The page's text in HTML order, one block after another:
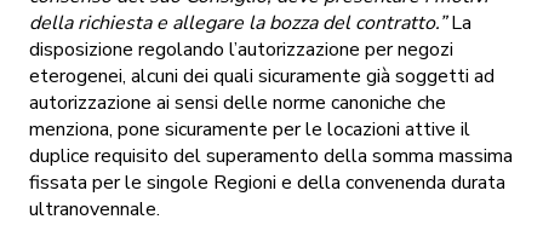
della richiesta e allegare la bozza del contratto.”La
disposizione regolando l’autorizzazione per negozi
eterogenei, alcuni dei quali sicuramente già soggetti ad
autorizzazione ai sensi delle norme canoniche che
menziona, pone sicuramente per le locazioni attive il
duplice requisito del superamento della somma massima
fissata per le singole Regioni e della convenenda durata
ultranovennale.